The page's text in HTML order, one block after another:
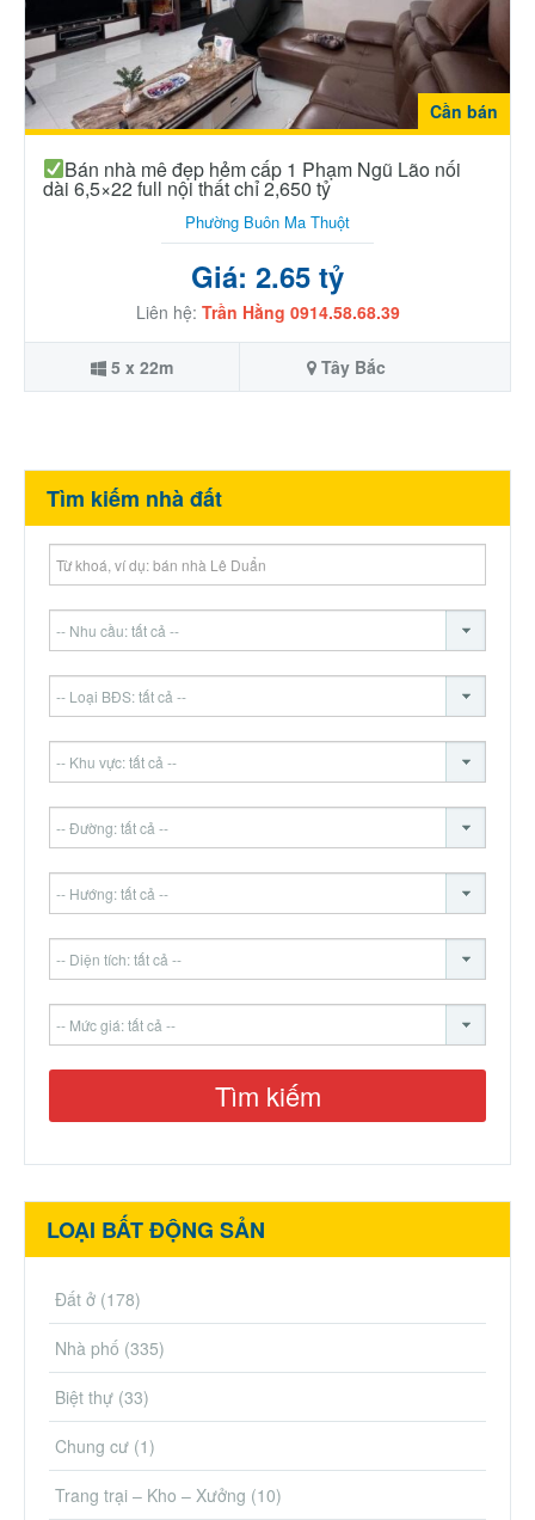
Cần bán
Bán nhà mê đẹp hẻm cấp 1 Phạm Ngũ Lão nối
dài 6,5×22 full nội thất chỉ 2,650 tỷ
Phường Buôn Ma Thuột
Giá: 2.65 tỷ
Liên hệ: Trần Hằng 0914.58.68.39
5 x 22m Tây Bắc
Tìm kiếm nhà đất
LOẠI BẤT ĐỘNG SẢN
Đất ở (178)
Nhà phố (335)
Biệt thự (33)
Chung cư (1)
Trang trại – Kho – Xưởng (10)